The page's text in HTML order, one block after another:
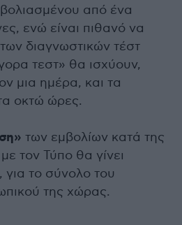
από ένα
ενώ είναι πιθανό να
διαγνωστικών τέστ
τεστ» θα ισχύουν,
μια ημέρα, και τα
οκτώ ώρες.
των εμβολίων κατά της
τον Τύπο θα γίνει
για το σύνολο του
της χώρας.